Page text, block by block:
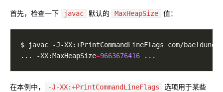
首先，检查一下 javac 默认的 MaxHeapSize 值：
... -XX:MaxHeapSize=9663676416
在本例中， -J-XX:+PrintCommandLineFlags
选项用于某些